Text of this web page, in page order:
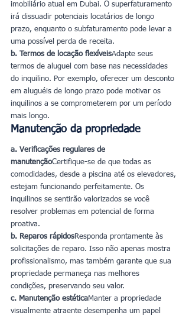
imobiliário atual em Dubai. O superfaturamento
irá dissuadir potenciais locatários de longo
prazo, enquanto o subfaturamento pode levar a
uma possível perda de receita.
b. Termos de locação flexíveisAdapte seus
termos de aluguel com base nas necessidades
do inquilino. Por exemplo, oferecer um desconto
em aluguéis de longo prazo pode motivar os
inquilinos a se comprometerem por um período
mais longo.
Manutenção da propriedade
a. Verificações regulares de
manutençãoCertifique-se de que todas as
comodidades, desde a piscina até os elevadores,
estejam funcionando perfeitamente. Os
inquilinos se sentirão valorizados se você
resolver problemas em potencial de forma
proativa.
b. Reparos rápidosResponda prontamente às
solicitações de reparo. Isso não apenas mostra
profissionalismo, mas também garante que sua
propriedade permaneça nas melhores
condições, preservando seu valor.
c. Manutenção estéticaManter a propriedade
visualmente atraente desempenha um papel